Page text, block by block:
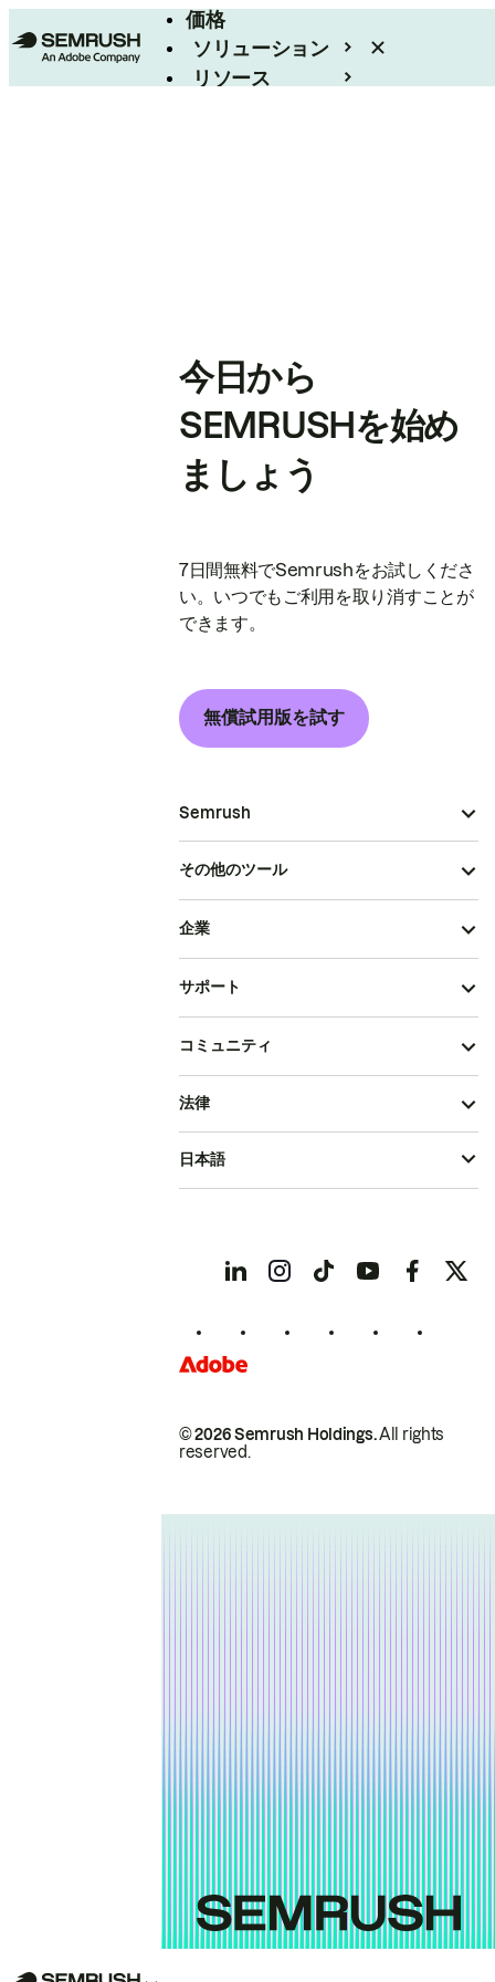
価格
ソリューション
リソース
今日から
SEMRUSHを始め
ましょう
7日間無料でSemrushをお試しくださ
い。いつでもご利用を取り消すことが
できます。
無償試用版を試す
Semrush
その他のツール
企業
サポート
コミュニティ
© 2026 Semrush Holdings.All rights
reserved.
法律
日本語